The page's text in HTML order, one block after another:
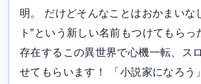
明。 だけどそんなことはおかまいな
ト”という新しい名前もつけてもら
存在するこの異世界で心機一転、ス
せてもらいます！ 「小説家になろう